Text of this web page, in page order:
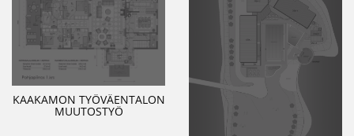
KAAKAMON TYÖVÄENTALON
MUUTOSTYÖ